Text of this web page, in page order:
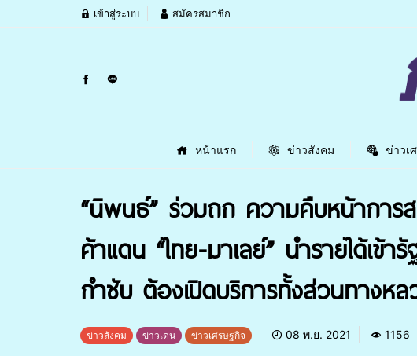
เข้าสู่ระบบ สมัครสมาชิก
หน้าแรก ข่าวสังคม ข่าวเ
“นิพนธ์” ร่วมถก ความคืบหน้าการ
ค้าแดน “ไทย-มาเลย์” นำรายได้เ
กำชับ ต้องเปิดบริการทั้งส่วนทางหล
ข่าวสังคม ข่าวเด่น ข่าวเศรษฐกิจ 08 พ.ย. 2021 1156